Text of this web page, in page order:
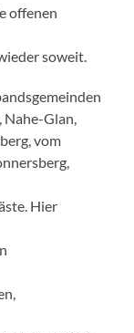
offenen
soweit.
Nahe-Glan,
vom
Hier